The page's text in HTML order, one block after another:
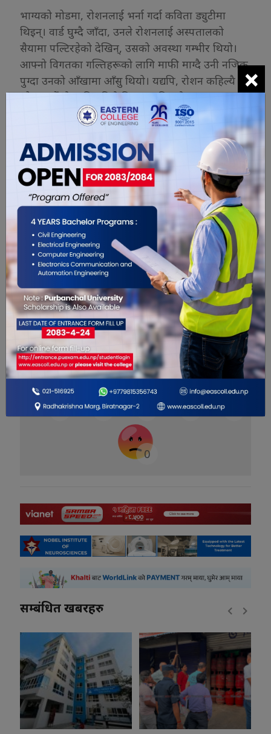
भाग्यको मोडमा, रोशनलाई भर्ना गर्दा कविता ड्युटीमा
थिइन्। वार्ड घुम्दै जाँदा, उनले रोशनलाई अस्पतालको
सैयामा पल्टिरहेको देखिन्, उसको अवस्था गम्भीर थियो।
आफ्नो विगतका गल्तिहरूको लागि माफी माग्दै उनी नजिक
पुग्दा उनको आँखामा आँसु थियो। यद्यपि, रोशन कहिल्यै
उठेन, सधैंको लागि गहिरो निद्रामा डुबिरह्यो ।
अन्त्यमा,जीवनको नाजुकता,हाम्रा छनौटहरूको परिणाम र
हामीलाई सताउने के-के भए भन्ने बारेमा मार्मिक चिन्तनका
साथ कथा समाप्त हुन्छ। रोशनको दु:खद निधनले
हृदयविदारक अवस्था र लतको विनाशकारी प्रभावको
सम्झना गराउँछ।
-ईश्वर रेग्मी, संयुक्त अरव इमिरेट्स
( यस कथामा देखाइएका पात्रहरू मात्र काल्पनिक हुन्
कसैको जीवनमा मेल खान गएमा संयोग मात्र हुनेछ।)
यो खबर पढेर तपाईलाई कस्तो महसुस
भयो ?
0 0 0
0
सम्बंधित खबरहरु
×